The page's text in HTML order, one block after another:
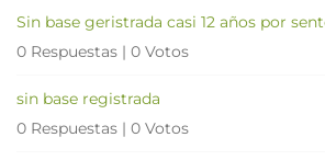
Sin base geristrada casi 12 años por
0 Respuestas | 0 Votos
sin base registrada
0 Respuestas | 0 Votos